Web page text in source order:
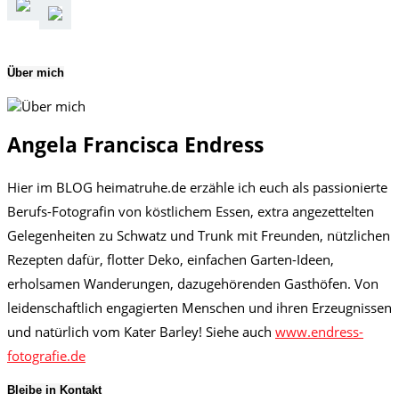
Über mich
Angela Francisca Endress
Hier im BLOG heimatruhe.de erzähle ich euch als passionierte
Berufs-Fotografin von köstlichem Essen, extra angezettelten
Gelegenheiten zu Schwatz und Trunk mit Freunden, nützlichen
Rezepten dafür, flotter Deko, einfachen Garten-Ideen,
erholsamen Wanderungen, dazugehörenden Gasthöfen. Von
leidenschaftlich engagierten Menschen und ihren Erzeugnissen
und natürlich vom Kater Barley! Siehe auch www.endress-
fotografie.de
Bleibe in Kontakt